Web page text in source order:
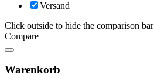
Versand
Click outside to hide the comparison bar
Compare
Warenkorb